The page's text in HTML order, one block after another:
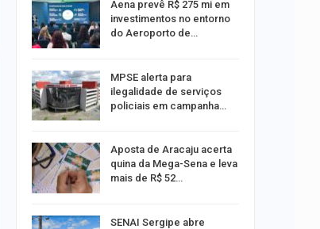
Aena prevê R$ 275 mi em
investimentos no entorno
do Aeroporto de…
MPSE alerta para
ilegalidade de serviços
policiais em campanha…
Aposta de Aracaju acerta
quina da Mega-Sena e leva
mais de R$ 52…
SENAI Sergipe abre